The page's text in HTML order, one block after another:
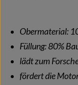
Obermaterial:
Füllung: 80%
lädt zum
fördert die